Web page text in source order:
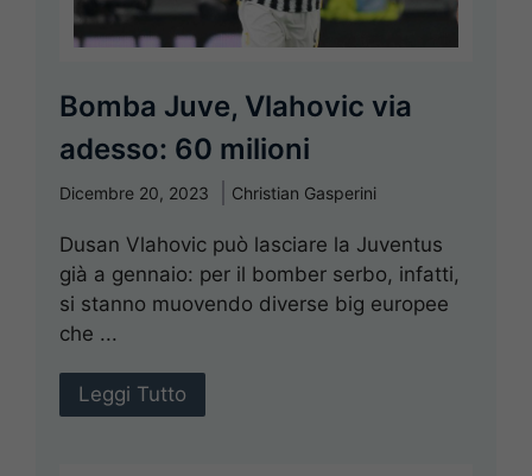
Bomba Juve, Vlahovic via
adesso: 60 milioni
Dicembre 20, 2023 Christian Gasperini
Dusan Vlahovic può lasciare la Juventus
già a gennaio: per il bomber serbo, infatti,
si stanno muovendo diverse big europee
che ...
Leggi Tutto